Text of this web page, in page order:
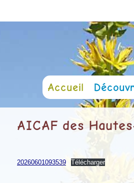
Accueil
AICAF des
20260601093539 Télécharger